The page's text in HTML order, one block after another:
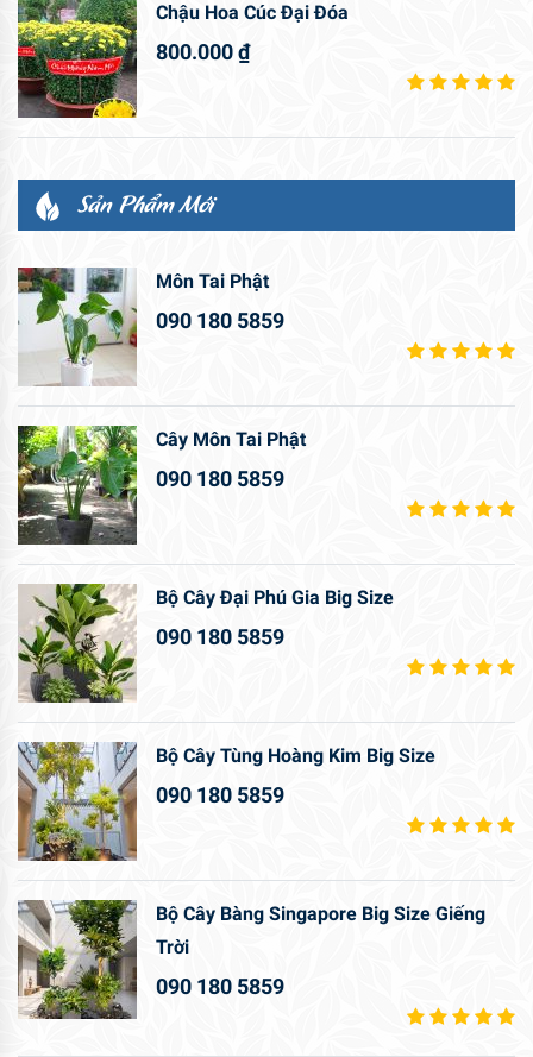
Chậu Hoa Cúc Đại Đóa
800.000₫
Sản Phẩm Mới
Môn Tai Phật
090 180 5859
Cây Môn Tai Phật
090 180 5859
Bộ Cây Đại Phú Gia Big Size
090 180 5859
Bộ Cây Tùng Hoàng Kim Big Size
090 180 5859
Bộ Cây Bàng Singapore Big Size Giếng
Trời
090 180 5859